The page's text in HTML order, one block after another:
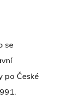
se
po České